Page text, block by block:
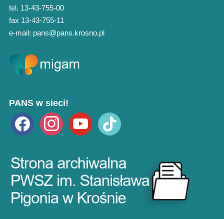
tel. 13-43-755-00
fax 13-43-755-11
e-mail: pans@pans.krosno.pl
PANS w sieci!
facebook instagramyoutube tiktok